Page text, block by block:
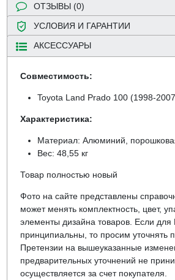
ОТЗЫВЫ (0)
УСЛОВИЯ И ГАРАНТИИ
АКСЕССУАРЫ
Совместимость:
Toyota Land Prado 100 (1998-
Характеристика:
Материал: Алюминий,
Вес: 48,55 кг
Товар полностью новый
Фото на сайте представлены
может менять комплектность, цвет,
элементы дизайна товаров. Если для
принципиальны, то просим уточнять
Претензии на вышеуказанные
предварительных уточнений не
осуществляется за счет покупателя.